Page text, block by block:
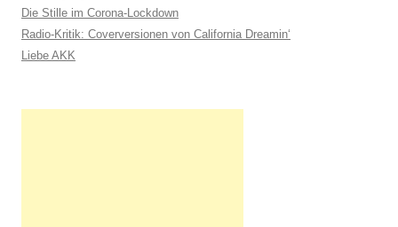
a
c
h
Die Stille im Corona-Lockdown
Radio-Kritik: Coverversionen von California Dreamin‘
Liebe AKK